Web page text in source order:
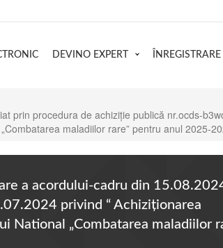
DEVINO EXPERT ÎNREGISTRARE
prin procedura de achiziție publică nr.ocds-
maladiilor rare” pentru anul 2025-
a acordului-cadru din
privind “ Achiziţionarea
„Combatarea maladiilor